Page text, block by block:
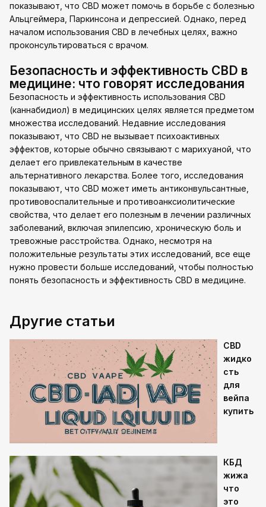
показывают, что CBD может помочь в борьбе с болезнью
Альцгеймера, Паркинсона и депрессией. Однако, перед
началом использования CBD в лечебных целях, важно
проконсультироваться с врачом.
Безопасность и эффективность CBD в
медицине: что говорят исследования
Безопасность и эффективность использования CBD
(каннабидиол) в медицинских целях является предметом
множества исследований. Недавние исследования
показывают, что CBD не вызывает психоактивных
эффектов, которые обычно связывают с марихуаной, что
делает его привлекательным в качестве
альтернативного лекарства. Более того, исследования
показывают, что CBD может иметь антиконвульсантные,
противовоспалительные и противоанксиолитические
свойства, что делает его полезным в лечении различных
заболеваний, включая эпилепсию, хроническую боль и
тревожные расстройства. Однако, несмотря на
положительные результаты этих исследований, все еще
нужно провести больше исследований, чтобы полностью
понять безопасность и эффективность CBD в медицине.
Другие статьи
CBD
жидко
сть
для
вейпа
купить
КБД
жижа
что
это